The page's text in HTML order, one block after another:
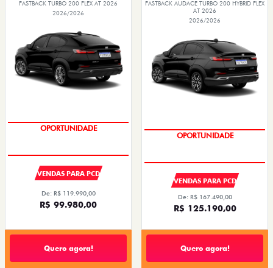
FASTBACK TURBO 200 FLEX AT 2026
2026/2026
OPORTUNIDADE
VENDAS PARA PCD
De: R$ 119.990,00
R$ 99.980,00
Quero agora!
FASTBACK AUDACE TURBO 200 HYBRID FLEX
AT 2026
2026/2026
OPORTUNIDADE
VENDAS PARA PCD
De: R$ 167.490,00
R$ 125.190,00
Quero agora!